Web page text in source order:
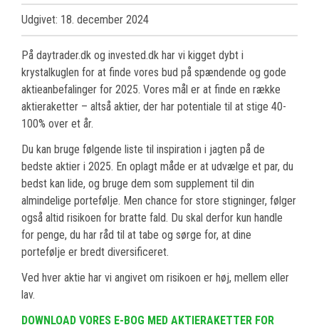
Udgivet: 18. december 2024
På daytrader.dk og invested.dk har vi kigget dybt i
krystalkuglen for at finde vores bud på spændende og gode
aktieanbefalinger for 2025. Vores mål er at finde en række
aktieraketter – altså aktier, der har potentiale til at stige 40-
100% over et år.
Du kan bruge følgende liste til inspiration i jagten på de
bedste aktier i 2025. En oplagt måde er at udvælge et par, du
bedst kan lide, og bruge dem som supplement til din
almindelige portefølje. Men chance for store stigninger, følger
også altid risikoen for bratte fald. Du skal derfor kun handle
for penge, du har råd til at tabe og sørge for, at dine
portefølje er bredt diversificeret.
Ved hver aktie har vi angivet om risikoen er høj, mellem eller
lav.
DOWNLOAD VORES E-BOG MED AKTIERAKETTER FOR